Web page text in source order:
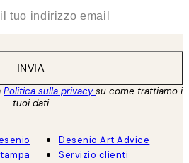
INVIA
Politica sulla privacysu come trattiamo i
tuoi dati
Desenio Art Advice
Servizio clienti